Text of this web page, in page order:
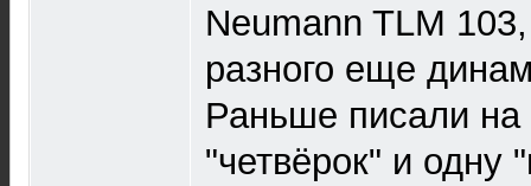
Neumann TLM
разного еще
Раньше писали на
"четвёрок" и одну